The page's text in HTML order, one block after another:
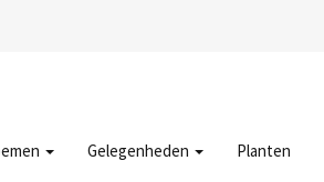
Gelegenheden Planten